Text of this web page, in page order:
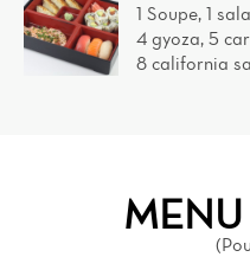
1 Soupe, 1
4 gyoza, 5
8 california